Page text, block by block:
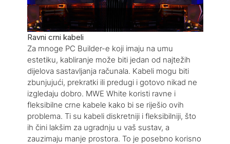
Ravni crni kabeli
Za mnoge PC Builder-e koji imaju na umu
estetiku, kabliranje može biti jedan od najtežih
dijelova sastavljanja računala. Kabeli mogu biti
zbunjujući, prekratki ili predugi i gotovo nikad ne
izgledaju dobro. MWE White koristi ravne i
fleksibilne crne kabele kako bi se riješio ovih
problema. Ti su kabeli diskretniji i fleksibilniji, što
ih čini lakšim za ugradnju u vaš sustav, a
zauzimaju manje prostora. To je posebno korisno